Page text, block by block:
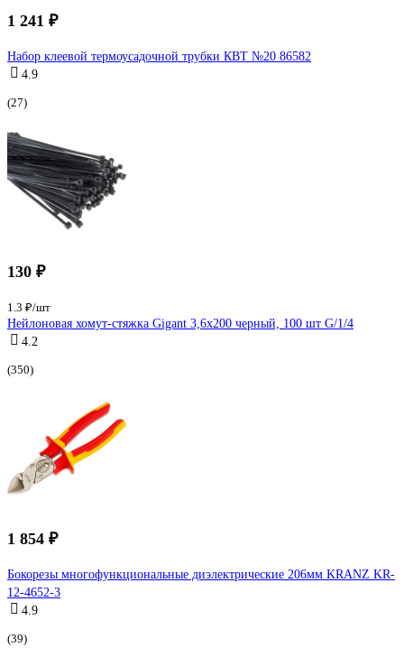
1 241 ₽
Набор клеевой термоусадочной трубки КВТ №20 86582
4.9
(27)
130 ₽
1.3 ₽/шт
Нейлоновая хомут-стяжка Gigant 3,6х200 черный, 100 шт G/1/4
4.2
(350)
1 854 ₽
Бокорезы многофункциональные диэлектрические 206мм KRANZ KR-
12-4652-3
4.9
(39)